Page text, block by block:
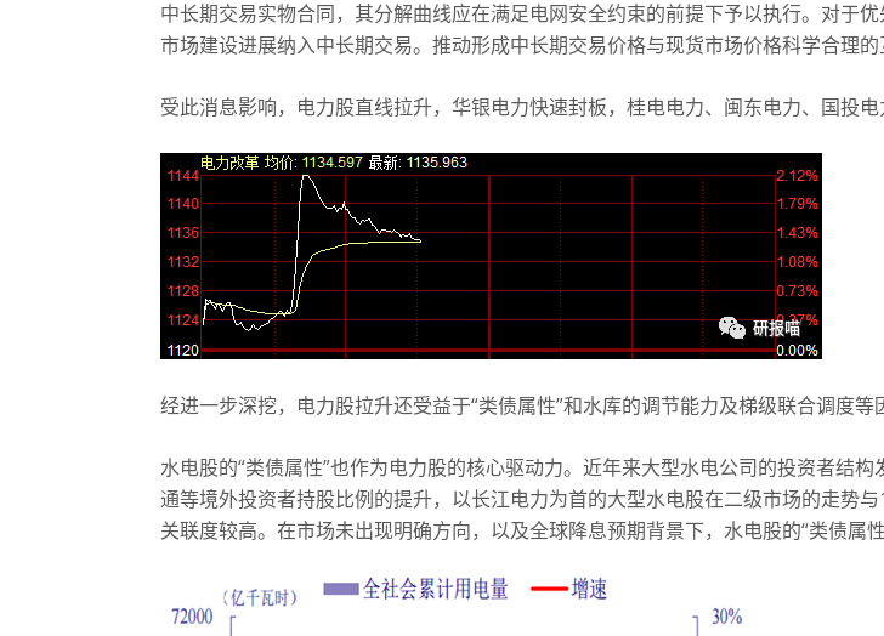
中长期交易实物合同，其分解曲线应在满足电网安全约束的前提下予以执行。对于
市场建设进展纳入中长期交易。推动形成中长期交易价格与现货市场价格科学合理的
受此消息影响，电力股直线拉升，华银电力快速封板，桂电电力、闽东电力、国投电
经进一步深挖，电力股拉升还受益于“类债属性”和水库的调节能力及梯级联合调度等
水电股的“类债属性”也作为电力股的核心驱动力。近年来大型水电公司的投资者结
通等境外投资者持股比例的提升，以长江电力为首的大型水电股在二级市场的走势
关联度较高。在市场未出现明确方向，以及全球降息预期背景下，水电股的“类债属性